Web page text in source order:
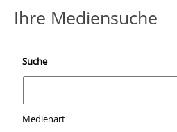
Ihre Mediensuche
Suche
Medienart